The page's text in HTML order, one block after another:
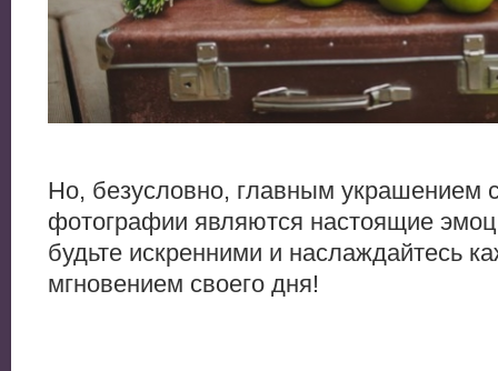
Но, безусловно, главным украшением
фотографии являются настоящие
будьте искренними и наслаждайтесь
мгновением своего дня!